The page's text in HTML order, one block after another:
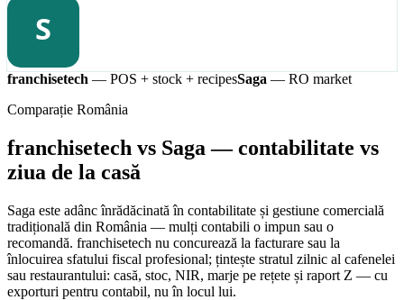
franchisetech — POS + stock + recipesSaga — RO market
Comparație România
franchisetech vs Saga — contabilitate vs
ziua de la casă
Saga este adânc înrădăcinată în contabilitate și gestiune comercială
tradițională din România — mulți contabili o impun sau o
recomandă. franchisetech nu concurează la facturare sau la
înlocuirea sfatului fiscal profesional; țintește stratul zilnic al cafenelei
sau restaurantului: casă, stoc, NIR, marje pe rețete și raport Z — cu
exporturi pentru contabil, nu în locul lui.